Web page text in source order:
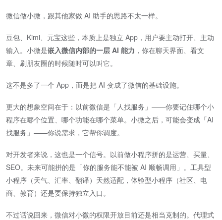
微信做小微，跟其他家做 AI 助手的思路不太一样。
豆包、Kimi、元宝这些，本质上是独立 App，用户要主动打开、主动
输入。小微是​嵌入微信内部的一层 AI 能力 ​，你在聊天界面、看文
章、刷朋友圈的时候随时可以叫它。
这不是多了一个 App，而是把 AI 变成了微信的基础设施。
更大的想象空间在于：以前微信是「人找服务」——你要记住哪个小
程序在哪个位置、哪个功能在哪个菜单。小微之后，可能会变成「AI
找服务」——你说需求，它帮你调度。
对开发者来说，这也是一个信号。以前做小程序拼的是运营、买量、
SEO。未来可能拼的是「你的服务能不能被 AI 顺畅调用」。工具型
小程序（天气、汇率、翻译）天然适配，体验型小程序（社区、电
商、教育）还是要保持独立入口。
不过话说回来，微信对小微的权限开放目前还是相当克制的。代理式